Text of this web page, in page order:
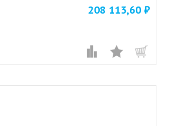
208 113,60 ₽